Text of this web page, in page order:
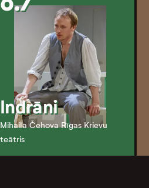
Indrāni
Mihaila Čehova Rīgas Krievu
teātris